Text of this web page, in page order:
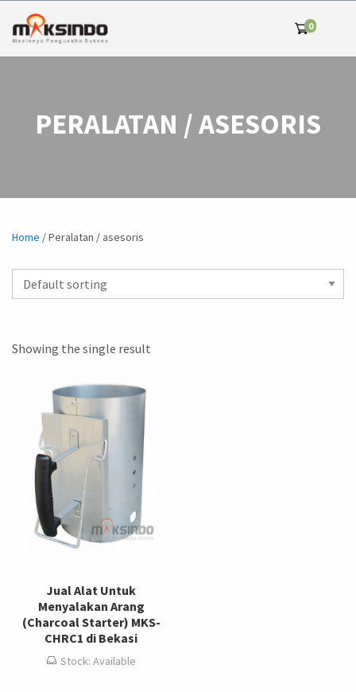
0
PERALATAN / ASESORIS
Home / Peralatan / asesoris
Showing the single result
Jual Alat Untuk
Menyalakan Arang
(Charcoal Starter) MKS-
CHRC1 di Bekasi
Stock: Available